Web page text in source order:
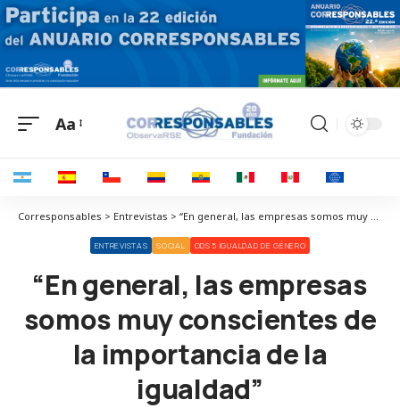
Aa
Corresponsables > Entrevistas > “En general, las empresas somos muy conscientes de la importancia de la igualdad”
ENTREVISTAS SOCIAL ODS 5 IGUALDAD DE GÉNERO
“En general, las empresas
somos muy conscientes de
la importancia de la
igualdad”